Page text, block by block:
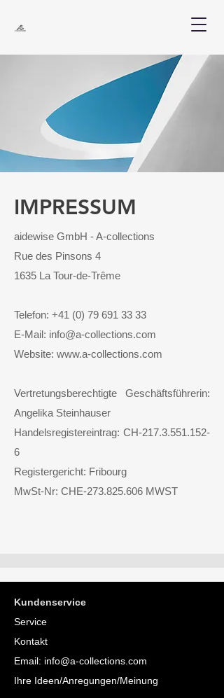
IMPRESSUM
aidewise GmbH - A-collections
Rue des Pinsons 4
1635 La Tour-de-Trême
Telefon: +41 (0) 79 691 33 33
E-Mail: info@a-collections.com
Website: www.a-collections.com
Vertretungsberechtigte Geschäftsführerin:
Angelika Steinhauser
Handelsregistereintrag: CH-217.3.551.152-
6
Registergericht: Fribourg
MwSt-Nr: CHE-273.825.606 MWST
Kundenservice
Service
Kontakt
Email: info@a-collections.com
Ihre Ideen/Anregungen/Meinung